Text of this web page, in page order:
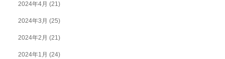
2024年4月 (21)
2024年3月 (25)
2024年2月 (21)
2024年1月 (24)